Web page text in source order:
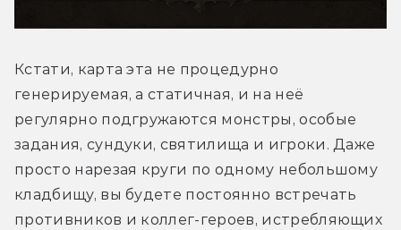
Кстати, карта эта не процедурно
генерируемая, а статичная, и на неё
регулярно подгружаются монстры, особые
задания, сундуки, святилища и игроки. Даже
просто нарезая круги по одному небольшому
кладбищу, вы будете постоянно встречать
противников и коллег-героев, истребляющих